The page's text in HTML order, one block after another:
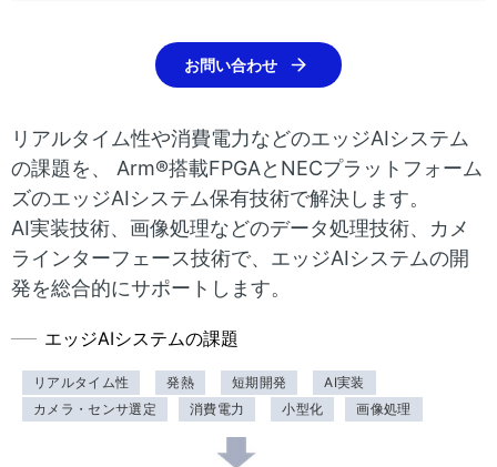
を
表
示
し
て
い
ま
す
ナ
ビ
ゲ
ー
ン
お問い合わせ
リアルタイム性や消費電力などのエッジAIシステム
の課題を、 Arm®搭載FPGAとNECプラットフォーム
ズのエッジAIシステム保有技術で解決します。
AI実装技術、画像処理などのデータ処理技術、カメ
ラインターフェース技術で、エッジAIシステムの開
発を総合的にサポートします。
エッジAIシステムの課題
リアルタイム性 発熱 短期開発
AI実装
カメラ・センサ選定
消費電力 小型化 画像処理